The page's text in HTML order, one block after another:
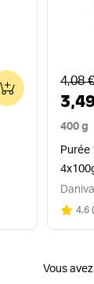
0 4,08 €
400 g
Purée
Danival
4.6 (
Vous